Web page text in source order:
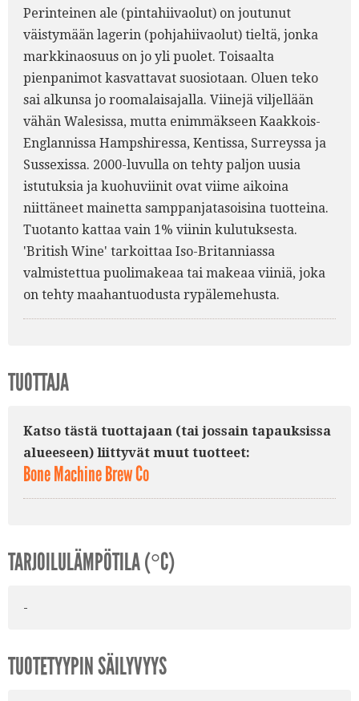
Perinteinen ale (pintahiivaolut) on joutunut
väistymään lagerin (pohjahiivaolut) tieltä, jonka
markkinaosuus on jo yli puolet. Toisaalta
pienpanimot kasvattavat suosiotaan. Oluen teko
sai alkunsa jo roomalaisajalla. Viinejä viljellään
vähän Walesissa, mutta enimmäkseen Kaakkois-
Englannissa Hampshiressa, Kentissa, Surreyssa ja
Sussexissa. 2000-luvulla on tehty paljon uusia
istutuksia ja kuohuviinit ovat viime aikoina
niittäneet mainetta samppanjatasoisina tuotteina.
Tuotanto kattaa vain 1% viinin kulutuksesta.
'British Wine' tarkoittaa Iso-Britanniassa
valmistettua puolimakeaa tai makeaa viiniä, joka
on tehty maahantuodusta rypälemehusta.
TUOTTAJA
Katso tästä tuottajaan (tai jossain tapauksissa
alueeseen) liittyvät muut tuotteet:
Bone Machine Brew Co
TARJOILULÄMPÖTILA (°C)
-
TUOTETYYPIN SÄILYVYYS